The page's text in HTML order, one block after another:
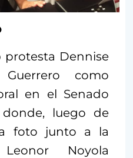
protesta Dennise
como
en el Senado
luego de
foto junto a la
Noyola